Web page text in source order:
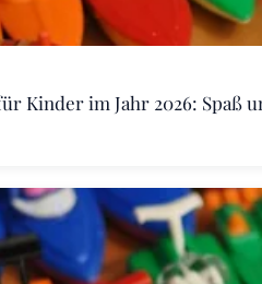
Kinder im Jahr 2026: Spaß